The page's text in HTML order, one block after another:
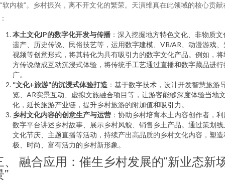
软内核”。乡村振兴，离不开文化的繁荣。天演维真在此领域的核心贡献
本土文化IP的数字化开发与传播 ：深入挖掘地方特色文化、非物质文
遗产、历史传说、民俗技艺等，运用数字建模、VR/AR、动漫游戏、
视频等创意形式，将其转化为具有吸引力的数字文化产品。例如，将
方传说做成互动沉浸式体验，将传统手工艺通过直播和数字藏品进行
广。
“文化+旅游”的沉浸式体验打造 ：基于数字技术，设计开发智慧旅游
览、AR实景互动、虚拟文旅融合项目等，让游客能够深度体验当地
化，延长旅游产业链，提升乡村旅游的附加值和吸引力。
乡村文化内容的创意生产与运营 ：协助乡村培育本土内容创作者，
数字平台讲述乡村故事、展示乡村风貌、销售乡土产品。通过策划线
文化节庆、主题直播等活动，持续产出高品质的乡村文化内容，塑造
极、时尚、富有活力的乡村新形象。
、 融合应用：催生乡村发展的“新业态新
”